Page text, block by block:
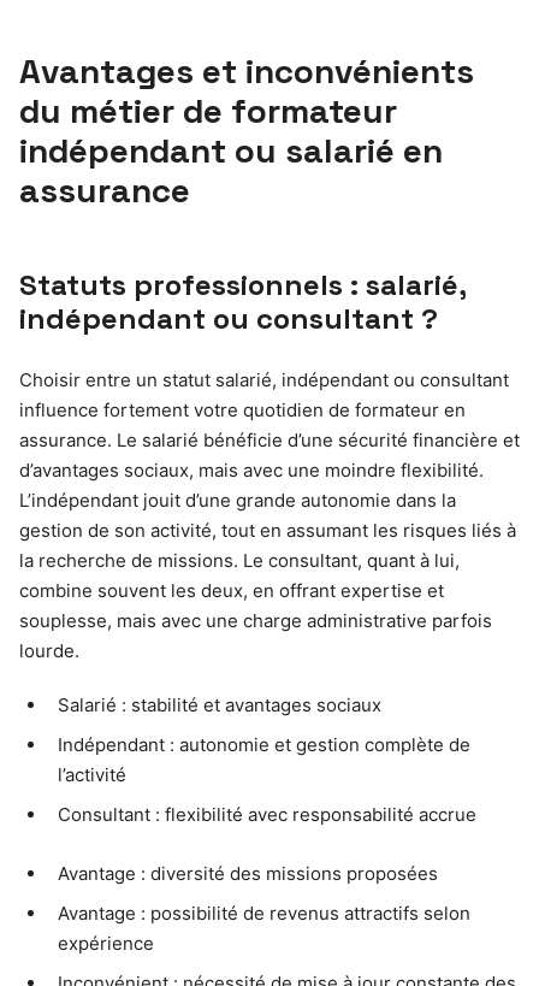
Avantages et inconvénients
du métier de formateur
indépendant ou salarié en
assurance
Statuts professionnels : salarié,
indépendant ou consultant ?
Choisir entre un statut salarié, indépendant ou consultant
influence fortement votre quotidien de formateur en
assurance. Le salarié bénéficie d’une sécurité financière et
d’avantages sociaux, mais avec une moindre flexibilité.
L’indépendant jouit d’une grande autonomie dans la
gestion de son activité, tout en assumant les risques liés à
la recherche de missions. Le consultant, quant à lui,
combine souvent les deux, en offrant expertise et
souplesse, mais avec une charge administrative parfois
lourde.
Salarié : stabilité et avantages sociaux
Indépendant : autonomie et gestion complète de
l’activité
Consultant : flexibilité avec responsabilité accrue
Avantage : diversité des missions proposées
Avantage : possibilité de revenus attractifs selon
expérience